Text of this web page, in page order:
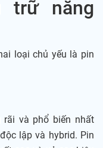
trữ năng
loại chủ yếu là pin
và phổ biến nhất
lập và hybrid. Pin